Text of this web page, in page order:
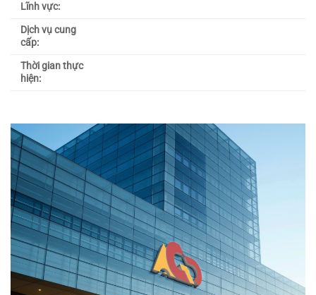
Lĩnh vực:
Dịch vụ cung
cấp:
Thời gian thực
hiện: